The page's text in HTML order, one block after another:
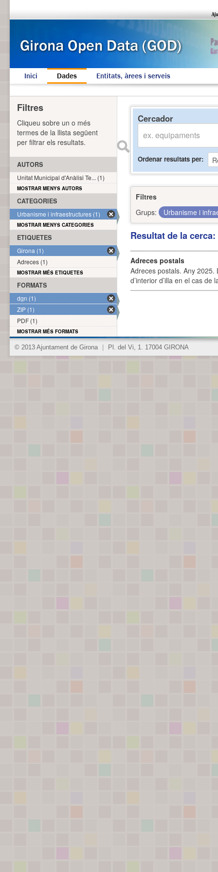
Inici Dades Entitats, àrees i serveis
Cercador
Ordenar resultats per
Filtres
Grups:
Urbanisme i
Resultat de la
Adreces postals
Adreces postals. Any 2025.
d’interior d’illa en el cas
Filtres
Cliqueu sobre un o més
termes de la llista següent
per filtrar els resultats.
AUTORS
Unitat Municipal d'Anàlisi Te... (1)
MOSTRAR MENYS AUTORS
CATEGORIES
Urbanisme i infraestructures (1)
MOSTRAR MENYS CATEGORIES
ETIQUETES
Girona (1)
Adreces (1)
MOSTRAR MÉS ETIQUETES
FORMATS
dgn (1)
ZIP (1)
PDF (1)
MOSTRAR MÉS FORMATS
© 2013 Ajuntament de Girona Pl. del Vi, 1. 17004 GIRONA